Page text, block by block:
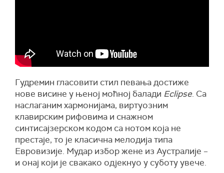
Гудремин гласовити стил певања достиже
нове висине у њеној моћној балади Eclipse. Са
наслаганим хармонијама, виртуозним
клавирским рифовима и снажном
синтисајзерском кодом са нотом која не
престаје, то је класична мелодија типа
Евровизије. Мудар избор жене из Аустралије –
и онај који је свакако одјекнуо у суботу увече.